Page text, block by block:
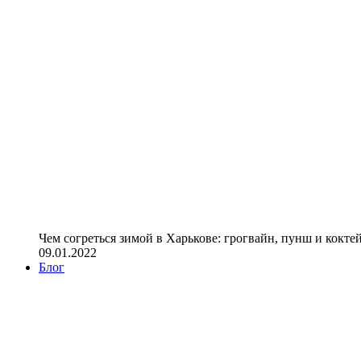
Чем согреться зимой в Харькове: грогвайн, пунш и
09.01.2022
Блог